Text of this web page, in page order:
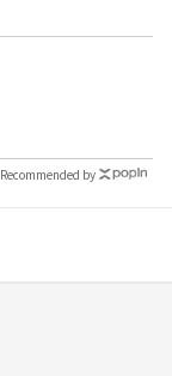
Recommended by